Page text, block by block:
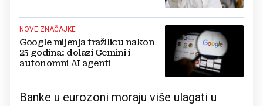
NOVE ZNAČAJKE
Google mijenja tražilicu nakon
25 godina: dolazi Gemini i
autonomni AI agenti
Banke u eurozoni moraju više ulagati u